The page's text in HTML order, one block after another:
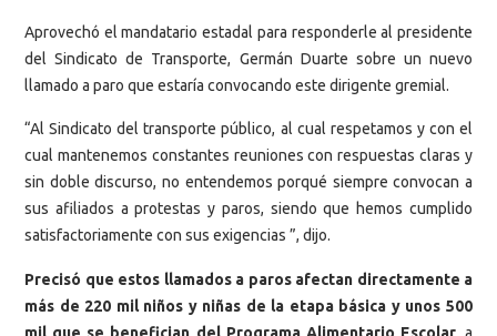
Aprovechó el mandatario estadal para responderle al presidente
del Sindicato de Transporte, Germán Duarte sobre un nuevo
llamado a paro que estaría convocando este dirigente gremial.
“Al Sindicato del transporte público, al cual respetamos y con el
cual mantenemos constantes reuniones con respuestas claras y
sin doble discurso, no entendemos porqué siempre convocan a
sus afiliados a protestas y paros, siendo que hemos cumplido
satisfactoriamente con sus exigencias ”, dijo.
Precisó que estos llamados a paros afectan directamente a
más de 220 mil niños y niñas de la etapa básica y unos 500